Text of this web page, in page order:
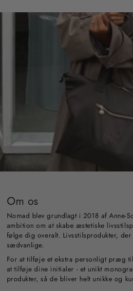
Om os
Nomad blev grundlagt i 2018 af Anne-
ambition om at skabe æstetiske
følge dig overalt. Livsstilsprodukter,
sædvanlige.
For at tilføje et ekstra personligt præg
at tilføje dine initialer - et unikt
produkter, så de bliver helt unikke og